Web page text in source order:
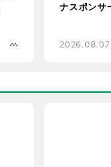
ナスポンサ
2026.08.07